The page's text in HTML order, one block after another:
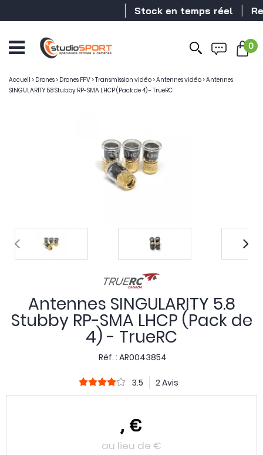
Stock en temps réel
0
Accueil > Drones> Drones FPV>Transmission vidéo>Antennes vidéo>Antennes
SINGULARITY 5.8 Stubby RP-SMA LHCP (Pack de 4) - TrueRC
Antennes SINGULARITY 5.8
Stubby RP-SMA LHCP (Pack de
4) - TrueRC
Réf. : AR0043854
3.5 2 Avis
, €
au lieu de €